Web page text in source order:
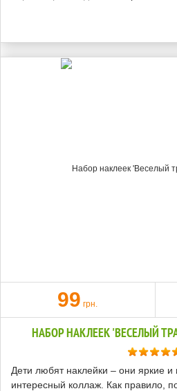
99 грн.
НАБОР НАКЛЕЕК 'ВЕСЕЛЫЙ
Дети любят наклейки – они яркие и
интересный коллаж. Как правило,